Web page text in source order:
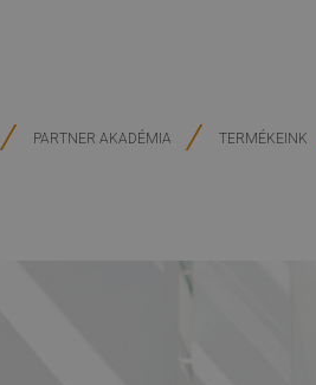
PARTNER AKADÉMIA TERMÉKEINK